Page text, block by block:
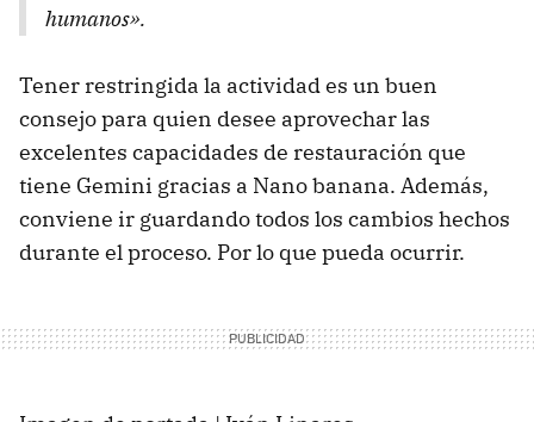
humanos».
Tener restringida la actividad es un buen
consejo para quien desee aprovechar las
excelentes capacidades de restauración que
tiene Gemini gracias a Nano banana. Además,
conviene ir guardando todos los cambios hechos
durante el proceso. Por lo que pueda ocurrir.